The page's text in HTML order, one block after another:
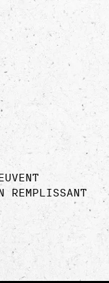
REMPLISSANT